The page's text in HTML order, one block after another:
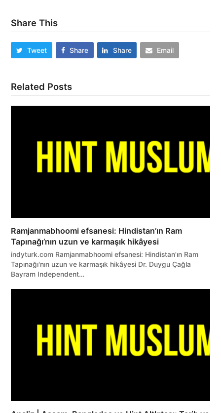
Share This
Tweet Share Share Email
Related Posts
Ramjanmabhoomi efsanesi: Hindistan’ın Ram
Tapınağı’nın uzun ve karmaşık hikâyesi
indyturk.com Ramjanmabhoomi efsanesi: Hindistan'ın Ram
Tapınağı'nın uzun ve karmaşık hikâyesi Dr. Duygu Çağla
Bayram Independent…